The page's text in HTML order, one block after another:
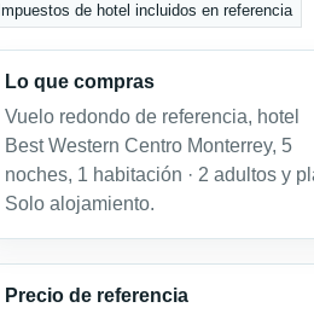
Impuestos de hotel incluidos en referencia
Lo que compras
Vuelo redondo de referencia, hotel
Best Western Centro Monterrey, 5
noches, 1 habitación · 2 adultos y
Solo alojamiento.
Precio de referencia